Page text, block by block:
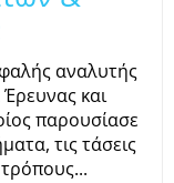
αναλυτής
και
παρουσίασε
τις τάσεις